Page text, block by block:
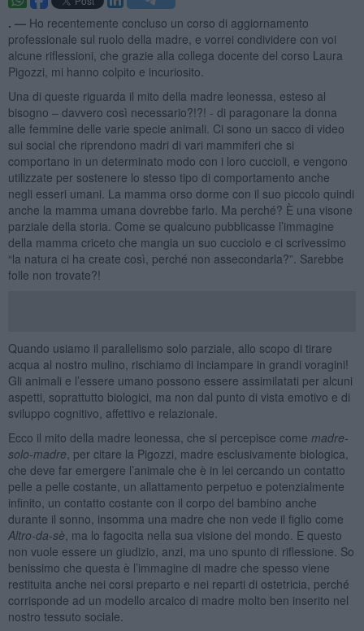
. — Ho recentemente concluso un corso di aggiornamento
professionale sul ruolo della madre, e vorrei condividere con voi
alcune riflessioni, che grazie alla collega docente del corso Laura
Pigozzi, mi hanno colpito e incuriosito.
Una di queste riguarda il mito della madre leonessa, esteso al
bisogno – davvero così necessario?!?! - di paragonare la donna
alle femmine delle varie specie animali. Ci sono un sacco di video
sui social che riprendono madri di vari mammiferi che si
comportano in un determinato modo con i loro cuccioli, e vengono
utilizzate per sostenere lo stesso tipo di comportamento anche
negli esseri umani. La mamma orso dorme con il suo piccolo quindi
anche la mamma umana dovrebbe farlo. Ma perché? È una visone
parziale della storia. Come se qualcuno pubblicasse l’immagine
della mamma criceto che mangia un suo cucciolo e ci scrivessimo
“la natura ci ha create così, perché non assecondarla?”. Sarebbe
folle non trovate?!
Quando usiamo il parallelismo solo parziale, allo scopo di tirare
acqua al nostro mulino, rischiamo di inciampare in grandi voragini!
Gli animali e l’essere umano possono essere assimilatati per alcuni
aspetti, soprattutto biologici, ma non dal punto di vista emotivo e di
sviluppo cognitivo, affettivo e relazionale.
Ecco il mito della madre leonessa, che si percepisce come madre-
solo-madre , per citare la Pigozzi, madre esclusivamente biologica,
che deve far emergere l’animale che è in lei cercando un contatto
pelle a pelle costante, un allattamento perpetuo e potenzialmente
infinito, un contatto costante con il corpo del bambino anche
durante il sonno, insomma una madre che non vede il figlio come
Altro-da-sè , ma lo fagocita nella sua visione del mondo. E questo
non vuole essere un giudizio, anzi, ma uno spunto di riflessione. So
benissimo che questa è l’immagine di madre che spesso viene
restituita anche nei corsi preparto e nei reparti di ostetricia, perché
corrisponde ad un modello arcaico di madre molto ben inserito nel
nostro tessuto sociale.